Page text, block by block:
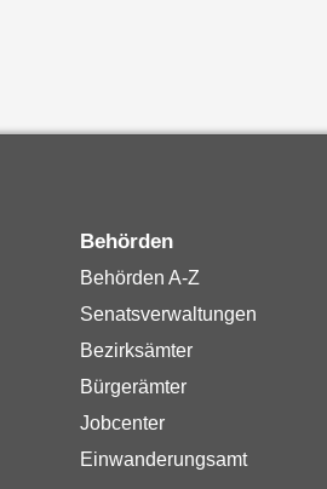
Behörden
Behörden A-Z
Senatsverwaltungen
Bezirksämter
Bürgerämter
Jobcenter
Einwanderungsamt